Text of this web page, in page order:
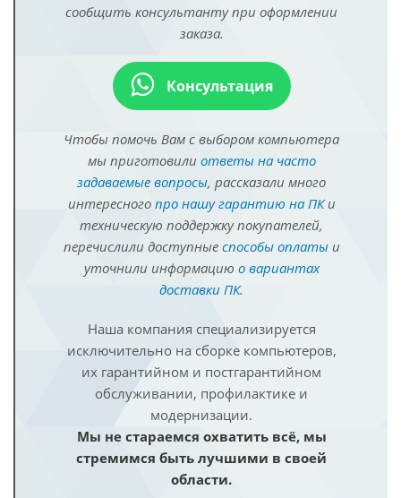
сообщить консультанту при оформлении
заказа.
Консультация
Чтобы помочь Вам с выбором компьютера
мы приготовили ответы на часто
задаваемые вопросы, рассказали много
интересного про нашу гарантию на ПКи
техническую поддержку покупателей,
перечислили доступные способы оплатыи
уточнили информацию о вариантах
доставки ПК.
Наша компания специализируется
исключительно на сборке компьютеров,
их гарантийном и постгарантийном
обслуживании, профилактике и
модернизации.
Мы не стараемся охватить всё, мы
стремимся быть лучшими в своей
области.